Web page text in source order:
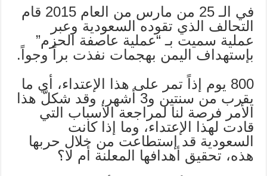
في الـ 25 من مارس من العام 2015 قام
التحالف الذي تقوده السعودية وعبر
عملية سميت بـ “عملية عاصفة الحزم”
بإستهداف اليمن بهجمات نفذت براً وجواً.
800 يوم إذاً تمر على هذا الإعتداء، أي ما
يقرب من سنتين و3 أشهر، وقد شكلَّ هذا
الأمر فرصة لنا لمراجعة الأسباب التي
قادت لهذا الإعتداء، وما إذا كانت
السعودية قد إستطاعت من خلال حربها
هذه، تحقيق أهدافها المعلنة أم لا؟